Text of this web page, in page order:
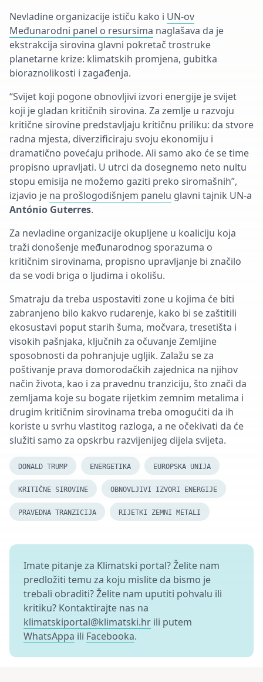
Nevladine organizacije ističu kako i UN-ov
Međunarodni panel o resursima naglašava da je
ekstrakcija sirovina glavni pokretač trostruke
planetarne krize: klimatskih promjena, gubitka
bioraznolikosti i zagađenja.
“Svijet koji pogone obnovljivi izvori energije je svijet
koji je gladan kritičnih sirovina. Za zemlje u razvoju
kritične sirovine predstavljaju kritičnu priliku: da stvore
radna mjesta, diverzificiraju svoju ekonomiju i
dramatično povećaju prihode. Ali samo ako će se time
propisno upravljati. U utrci da dosegnemo neto nultu
stopu emisija ne možemo gaziti preko siromašnih”,
izjavio je na prošlogodišnjem panelu glavni tajnik UN-a
António Guterres.
Za nevladine organizacije okupljene u koaliciju koja
traži donošenje međunarodnog sporazuma o
kritičnim sirovinama, propisno upravljanje bi značilo
da se vodi briga o ljudima i okolišu.
Smatraju da treba uspostaviti zone u kojima će biti
zabranjeno bilo kakvo rudarenje, kako bi se zaštitili
ekosustavi poput starih šuma, močvara, tresetišta i
visokih pašnjaka, ključnih za očuvanje Zemljine
sposobnosti da pohranjuje ugljik. Zalažu se za
poštivanje prava domorodačkih zajednica na njihov
način života, kao i za pravednu tranziciju, što znači da
zemljama koje su bogate rijetkim zemnim metalima i
drugim kritičnim sirovinama treba omogućiti da ih
koriste u svrhu vlastitog razloga, a ne očekivati da će
služiti samo za opskrbu razvijenijeg dijela svijeta.
DONALD TRUMP ENERGETIKA EUROPSKA UNIJA
KRITIČNE SIROVINE OBNOVLJIVI IZVORI ENERGIJE
PRAVEDNA TRANZICIJA RIJETKI ZEMNI METALI
Imate pitanje za Klimatski portal? Želite nam
predložiti temu za koju mislite da bismo je
trebali obraditi? Želite nam uputiti pohvalu ili
kritiku? Kontaktirajte nas na
klimatskiportal@klimatski.hr ili putem
WhatsAppa ili Facebooka.